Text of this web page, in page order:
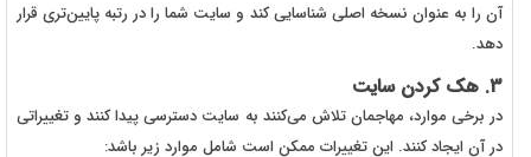
آن را به عنوان نسخه اصلی شناسایی کند و سایت شما را در رتبه پایین‌تری قرار
دهد.
3. هک کردن سایت
در برخی موارد، مهاجمان تلاش می‌کنند به سایت دسترسی پیدا کنند و تغییراتی
در آن ایجاد کنند. این تغییرات ممکن است شامل موارد زیر باشد: